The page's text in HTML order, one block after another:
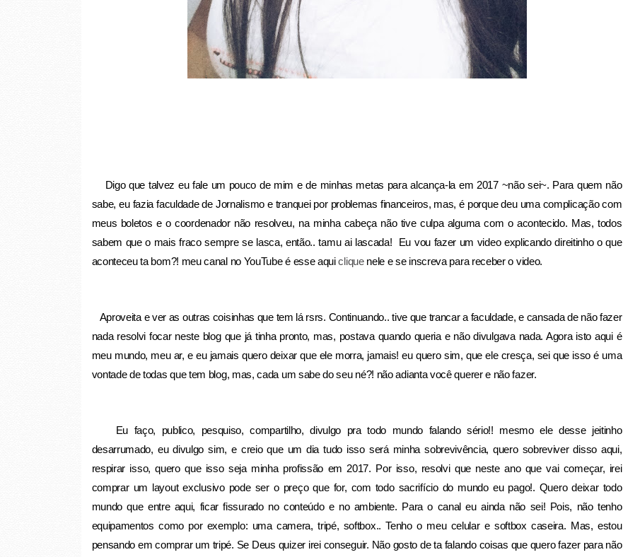
Digo que talvez eu fale um pouco de mim e de minhas metas para alcança-la em 2017 ~não sei~. Para quem não
sabe, eu fazia faculdade de Jornalismo e tranquei por problemas financeiros, mas, é porque deu uma complicação com
meus boletos e o coordenador não resolveu, na minha cabeça não tive culpa alguma com o acontecido. Mas, todos
sabem que o mais fraco sempre se lasca, então.. tamu ai lascada! Eu vou fazer um video explicando direitinho o que
aconteceu ta bom?! meu canal no YouTube é esse aquicliquenele e se inscreva para receber o video.
Aproveita e ver as outras coisinhas que tem lá rsrs. Continuando.. tive que trancar a faculdade, e cansada de não fazer
nada resolvi focar neste blog que já tinha pronto, mas, postava quando queria e não divulgava nada. Agora isto aqui é
meu mundo, meu ar, e eu jamais quero deixar que ele morra, jamais! eu quero sim, que ele cresça, sei que isso é uma
vontade de todas que tem blog, mas, cada um sabe do seu né?! não adianta você querer e não fazer.
Eu faço, publico, pesquiso, compartilho, divulgo pra todo mundo falando sério!! mesmo ele desse jeitinho
desarrumado, eu divulgo sim, e creio que um dia tudo isso será minha sobrevivência, quero sobreviver disso aqui,
respirar isso, quero que isso seja minha profissão em 2017. Por isso, resolvi que neste ano que vai começar, irei
comprar um layout exclusivo pode ser o preço que for, com todo sacrifício do mundo eu pago!. Quero deixar todo
mundo que entre aqui, ficar fissurado no conteúdo e no ambiente. Para o canal eu ainda não sei! Pois, não tenho
equipamentos como por exemplo: uma camera, tripé, softbox.. Tenho o meu celular e softbox caseira. Mas, estou
pensando em comprar um tripé. Se Deus quizer irei conseguir. Não gosto de ta falando coisas que quero fazer para não